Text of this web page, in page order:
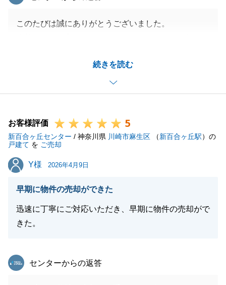
続きを読む
このたびは誠にありがとうございました。
よろしくお願いいたします。
お客様評価
5
新百合ヶ丘センター / 神奈川県 川崎市麻生区 （新百合ヶ丘駅）の
戸建て を ご売却
Y様
Y様 2026年4月9日
早期に物件の売却ができた
迅速に丁寧にご対応いただき、早期に物件の売却がで
きた。
東急リバブル
センターからの返答